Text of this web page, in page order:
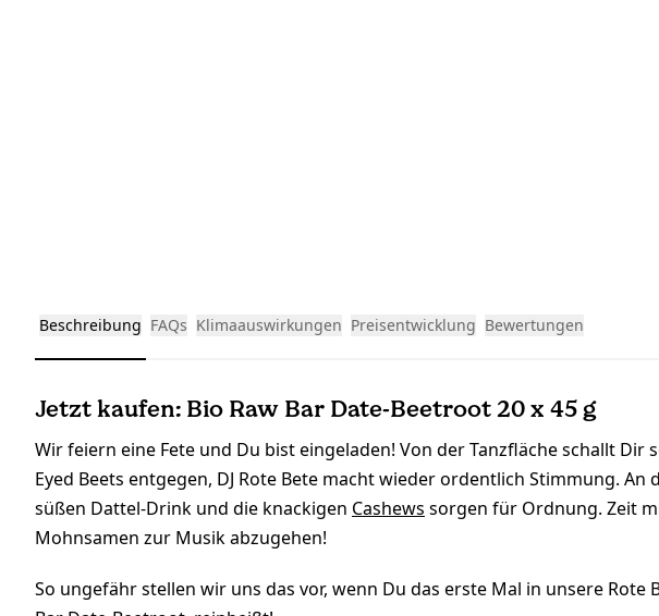
Beschreibung FAQs Klimaauswirkungen Preisentwicklung Bewertungen
Jetzt kaufen: Bio Raw Bar Date-Beetroot 20 x 45 g
Wir feiern eine Fete und Du bist eingeladen! Von der Tanzfläche schallt Dir
Eyed Beets entgegen, DJ Rote Bete macht wieder ordentlich Stimmung.
süßen Dattel-Drink und die knackigen Cashews sorgen für Ordnung. Zeit
Mohnsamen zur Musik abzugehen!
So ungefähr stellen wir uns das vor, wenn Du das erste Mal in unsere Rote